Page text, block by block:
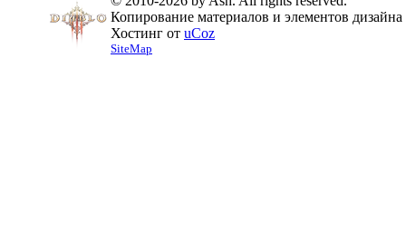
Копирование материалов и элементов
Хостинг от uCoz
SiteMap